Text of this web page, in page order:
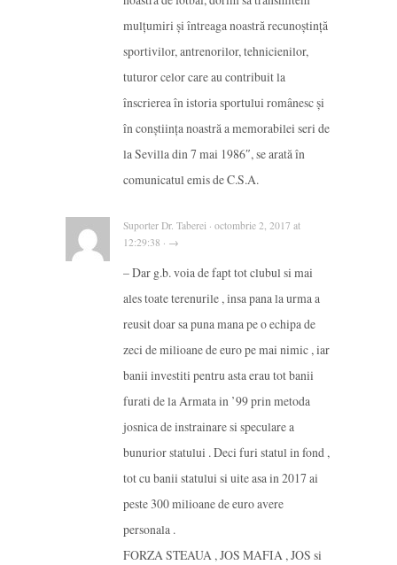
mulțumiri și întreaga noastră recunoștință
sportivilor, antrenorilor, tehnicienilor,
tuturor celor care au contribuit la
înscrierea în istoria sportului românesc și
în conștiința noastră a memorabilei seri de
la Sevilla din 7 mai 1986″, se arată în
comunicatul emis de C.S.A.
Suporter Dr. Taberei · octombrie 2, 2017 at
12:29:38 · →
– Dar g.b. voia de fapt tot clubul si mai
ales toate terenurile , insa pana la urma a
reusit doar sa puna mana pe o echipa de
zeci de milioane de euro pe mai nimic , iar
banii investiti pentru asta erau tot banii
furati de la Armata in ’99 prin metoda
josnica de instrainare si speculare a
bunurior statului . Deci furi statul in fond ,
tot cu banii statului si uite asa in 2017 ai
peste 300 milioane de euro avere
personala .
FORZA STEAUA , JOS MAFIA , JOS si